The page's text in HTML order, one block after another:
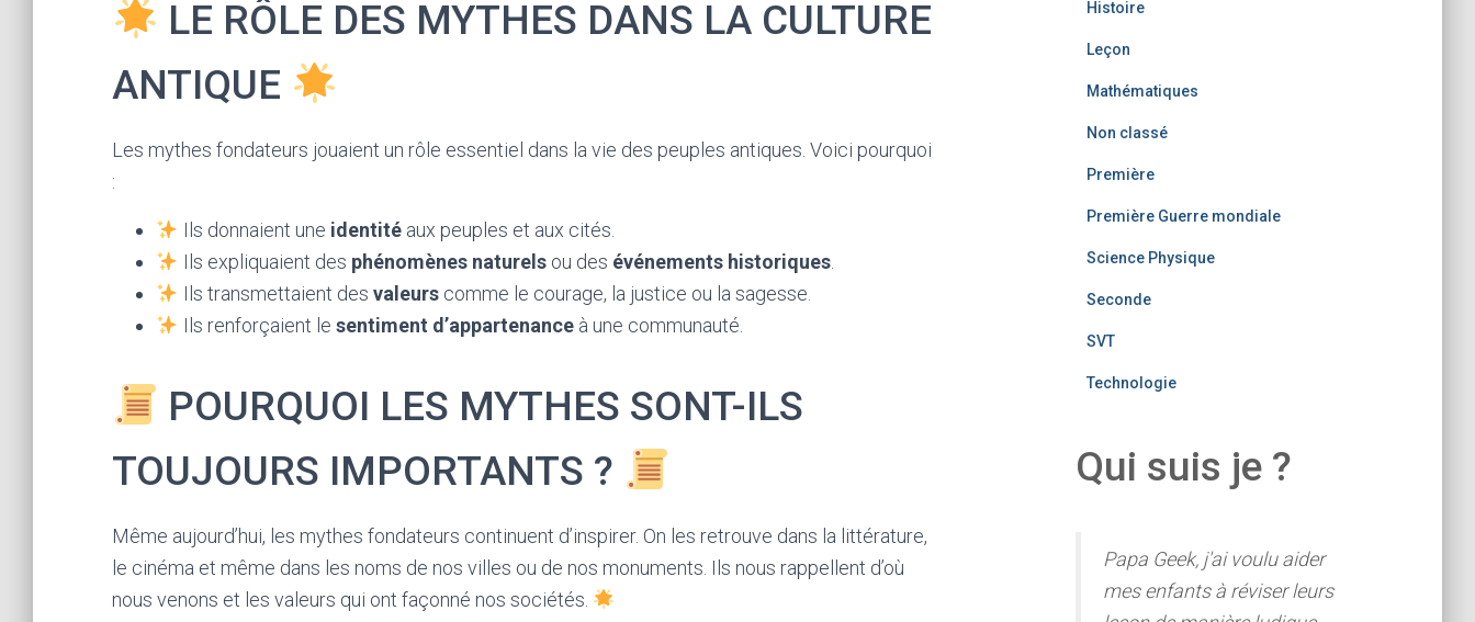
LE RÔLE DES MYTHES DANS LA CULTURE
ANTIQUE
Les mythes fondateurs jouaient un rôle essentiel dans la vie des peuples antiques. Voici pourquoi
:
Ils donnaient une identitéaux peuples et aux cités.
Ils expliquaient des phénomènes naturelsou des événements historiques.
Ils transmettaient des valeurscomme le courage, la justice ou la sagesse.
Ils renforçaient le sentiment d’appartenanceà une communauté.
POURQUOI LES MYTHES SONT-ILS
TOUJOURS IMPORTANTS ?
Même aujourd’hui, les mythes fondateurs continuent d’inspirer. On les retrouve dans la littérature,
le cinéma et même dans les noms de nos villes ou de nos monuments. Ils nous rappellent d’où
nous venons et les valeurs qui ont façonné nos sociétés.
Histoire
Leçon
Mathématiques
Non classé
Première
Première Guerre mondiale
Science Physique
Seconde
SVT
Technologie
Qui suis je ?
Papa Geek, j'ai voulu aider
mes enfants à réviser leurs